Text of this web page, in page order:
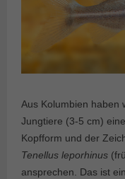
Aus Kolumbien haben
Jungtiere (3-5 cm)
Kopfform und der
Tenellus leporhinus
ansprechen. Das ist